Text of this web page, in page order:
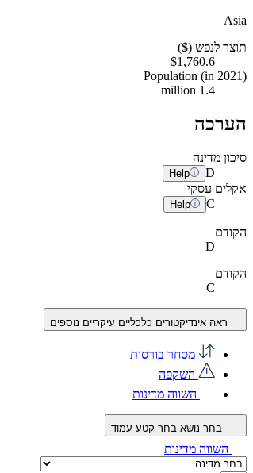
Asia
תוצר לנפש ($)
$1,760.6
Population (in 2021)
1.4 million
הערכה
סיכון מדינה
D
Help
אקלים עסקי
C
Help
הקודם
D
הקודם
C
ראה אינדיקטורים כלכליים עיקריים נוספים
מסחר בורסות
השקפה
השווה מדינות
בחר קטע עמוד
השווה מדינות